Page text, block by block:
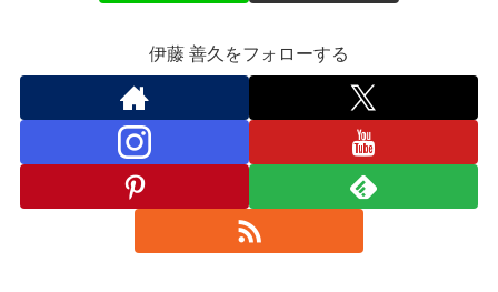
伊藤 善久をフォローする